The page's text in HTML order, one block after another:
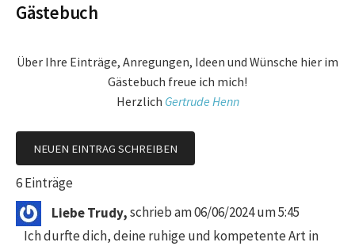
Gästebuch
Über Ihre Einträge, Anregungen, Ideen und Wünsche hier im
Gästebuch freue ich mich!
Herzlich Gertrude Henn
6 Einträge
Liebe Trudy,schrieb am06/06/2024um5:45
Ich durfte dich, deine ruhige und kompetente Art in